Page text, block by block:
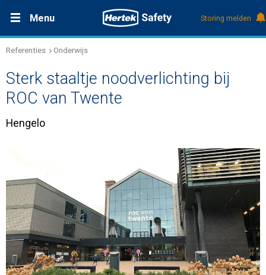
Menu
Oplossingen
Producten
Service & Onderhoud
Over Hertek
Werken bij Hertek
Storing melden
Referenties Onderwijs
Sterk staaltje noodverlichting bij
ROC van Twente
Hengelo